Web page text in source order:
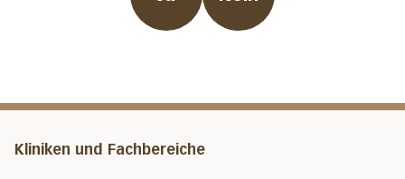
Kliniken und Fachbereiche